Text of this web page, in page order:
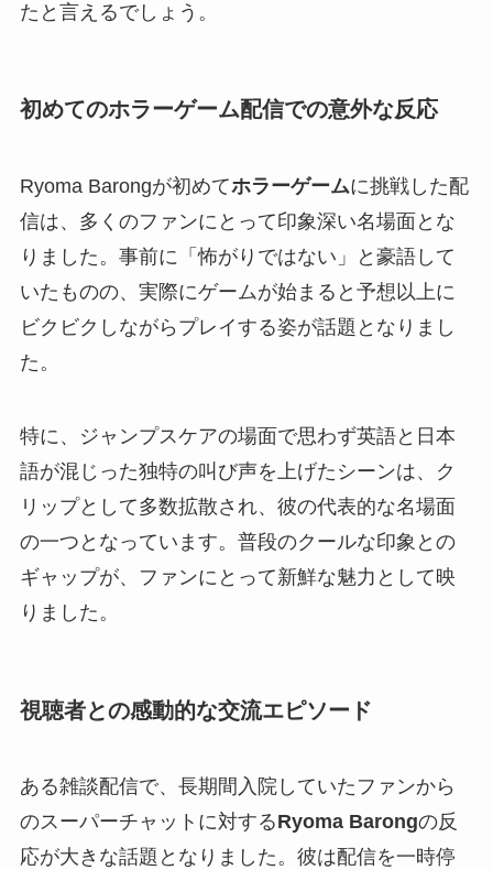
たと言えるでしょう。
初めてのホラーゲーム配信での意外な反応
Ryoma Barongが初めてホラーゲームに挑戦した配
信は、多くのファンにとって印象深い名場面とな
りました。事前に「怖がりではない」と豪語して
いたものの、実際にゲームが始まると予想以上に
ビクビクしながらプレイする姿が話題となりまし
た。
特に、ジャンプスケアの場面で思わず英語と日本
語が混じった独特の叫び声を上げたシーンは、ク
リップとして多数拡散され、彼の代表的な名場面
の一つとなっています。普段のクールな印象との
ギャップが、ファンにとって新鮮な魅力として映
りました。
視聴者との感動的な交流エピソード
ある雑談配信で、長期間入院していたファンから
のスーパーチャットに対するRyoma Barongの反
応が大きな話題となりました。彼は配信を一時停